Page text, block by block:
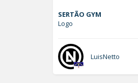
SERTÃO GYM
Logo
LuisNetto